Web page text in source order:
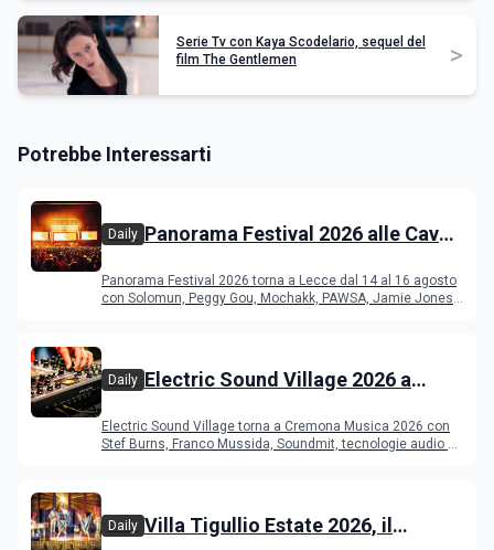
Serie Tv con Kaya Scodelario, sequel del
film The Gentlemen
>
Potrebbe Interessarti
Daily Panorama Festival 2026 alle Cave
programma
Panorama Festival 2026 torna a Lecce dal 14 al 16 agosto
con Solomun, Peggy Gou, Mochakk, PAWSA, Jamie Jones
Daily Electric Sound Village 2026 a
Young Band Contest, il programma
Electric Sound Village torna a Cremona Musica 2026 con
Stef Burns, Franco Mussida, Soundmit, tecnologie audio e
Daily Villa Tigullio Estate 2026, il